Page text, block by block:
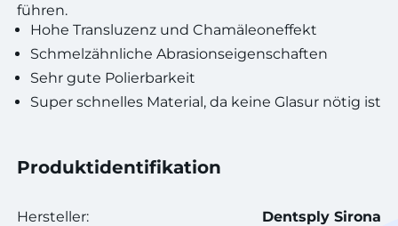
führen.
Hohe Transluzenz und Chamäleoneffekt
Schmelzähnliche Abrasionseigenschaften
Sehr gute Polierbarkeit
Super schnelles Material, da keine Glasur nötig ist
Produktidentifikation
Hersteller: Dentsply Sirona